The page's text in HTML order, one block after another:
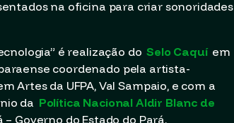
na oficina para criar sonoridades
é realização do Selo Caquí em
coordenado pela artista-
Artes da UFPA, Val Sampaio, e com a
da Política Nacional Aldir Blanc de
Governo do Estado do Pará.